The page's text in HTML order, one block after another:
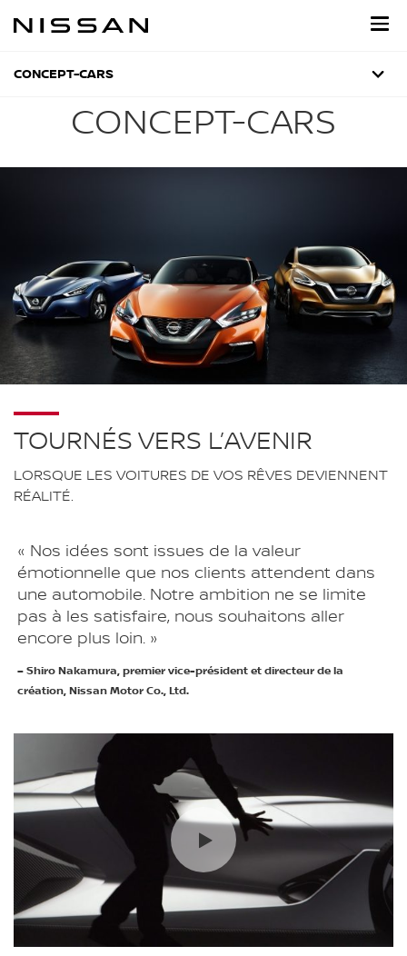
directement
CONCEPT-CARS
CONCEPT-CARS
TOURNÉS VERS L’AVENIR
LORSQUE LES VOITURES DE VOS RÊVES DEVIENNENT
RÉALITÉ.
« Nos idées sont issues de la valeur
émotionnelle que nos clients attendent dans
une automobile. Notre ambition ne se limite
pas à les satisfaire, nous souhaitons aller
encore plus loin. »
– Shiro Nakamura, premier vice-président et directeur de la
création, Nissan Motor Co., Ltd.